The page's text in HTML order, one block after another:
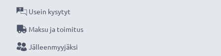
Jokainen CELLONIC tarvikeakkumme testataan
tehokkuuden varmistamiseksi. Tilaa nyt, 3 vuoden
takuu!
Usein kysytyt
Maksu ja toimitus
Jälleenmyyjäksi